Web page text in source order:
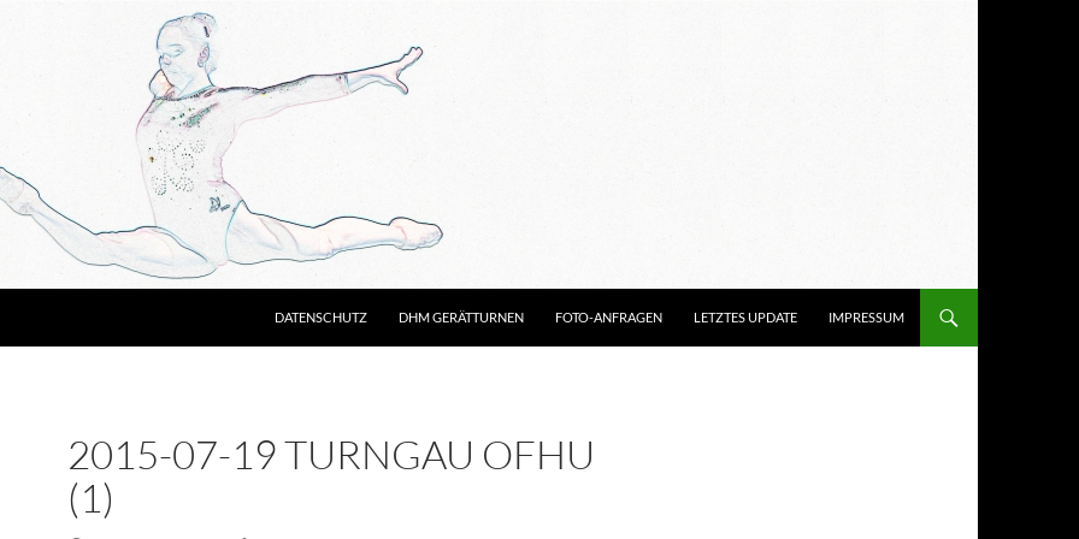
DATENSCHUTZ DHM GERÄTTURNEN FOTO-ANFRAGEN LETZTES UPDATE IMPRESSUM
2015-07-19 TURNGAU OFHU
(1)